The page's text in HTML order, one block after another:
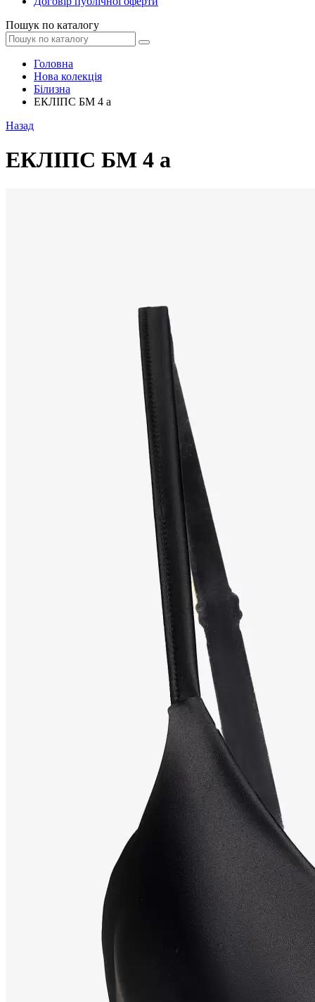
Пошук по каталогу
Головна
Нова колекція
Білизна
ЕКЛІПС БМ 4 а
Назад
ЕКЛІПС БМ 4 а